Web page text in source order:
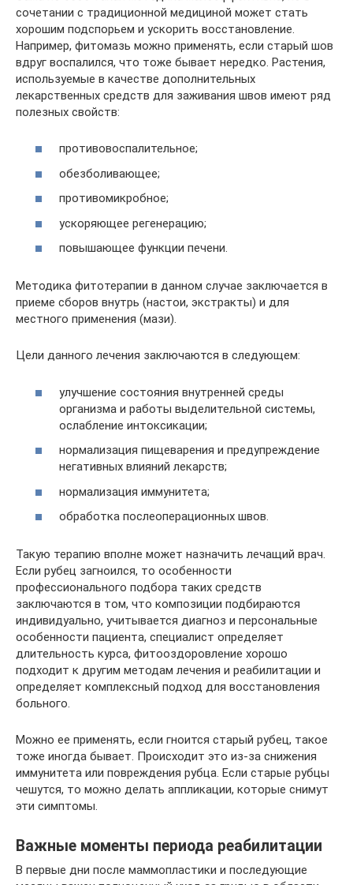
сочетании с традиционной медициной может стать
хорошим подспорьем и ускорить восстановление.
Например, фитомазь можно применять, если старый шов
вдруг воспалился, что тоже бывает нередко. Растения,
используемые в качестве дополнительных
лекарственных средств для заживания швов имеют ряд
полезных свойств:
противовоспалительное;
обезболивающее;
противомикробное;
ускоряющее регенерацию;
повышающее функции печени.
Методика фитотерапии в данном случае заключается в
приеме сборов внутрь (настои, экстракты) и для
местного применения (мази).
Цели данного лечения заключаются в следующем:
улучшение состояния внутренней среды
организма и работы выделительной системы,
ослабление интоксикации;
нормализация пищеварения и предупреждение
негативных влияний лекарств;
нормализация иммунитета;
обработка послеоперационных швов.
Такую терапию вполне может назначить лечащий врач.
Если рубец загноился, то особенности
профессионального подбора таких средств
заключаются в том, что композиции подбираются
индивидуально, учитывается диагноз и персональные
особенности пациента, специалист определяет
длительность курса, фитооздоровление хорошо
подходит к другим методам лечения и реабилитации и
определяет комплексный подход для восстановления
больного.
Можно ее применять, если гноится старый рубец, такое
тоже иногда бывает. Происходит это из-за снижения
иммунитета или повреждения рубца. Если старые рубцы
чешутся, то можно делать аппликации, которые снимут
эти симптомы.
Важные моменты периода реабилитации
В первые дни после маммопластики и последующие